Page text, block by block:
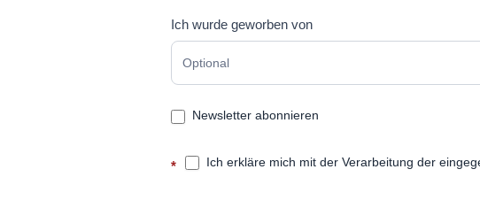
Ich wurde geworben von
Newsletter abonnieren
* Ich erkläre mich mit der Verarbeitung der